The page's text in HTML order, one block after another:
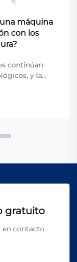
máquina
con los
continúan
y la
más
aparición de
como la
gratuito
en contacto